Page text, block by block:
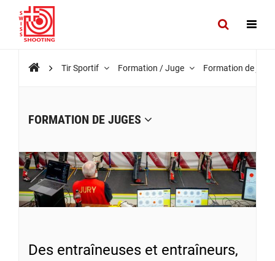
Tir Sportif Formation / Juge Formation de
FORMATION DE JUGES
Des entraîneuses et entraîneurs,